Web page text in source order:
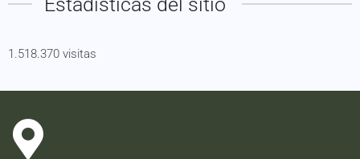
1.518.370 visitas